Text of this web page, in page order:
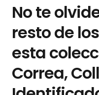
No te
resto de
esta
Correa,